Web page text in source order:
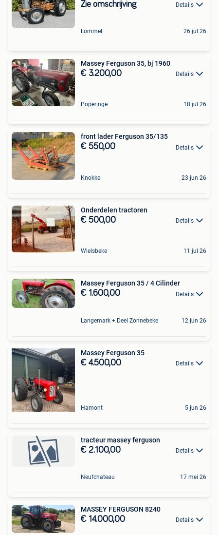
Zie omschrijving Details
Lommel 26 jul 26
Massey Ferguson 35, bj 1960
€ 3.200,00 Details
Poperinge 18 jul 26
front lader Ferguson 35/135
€ 550,00 Details
Knokke 23 jun 26
Onderdelen tractoren
€ 500,00 Details
Wielsbeke 11 jul 26
Massey Ferguson 35 / 4 Cilinder
€ 1.600,00 Details
Langemark + Deel Zonnebeke 12 jun 26
Massey Ferguson 35
€ 4.500,00 Details
Hamont 5 jun 26
tracteur massey ferguson
€ 2.100,00 Details
Neufchateau 17 mei 26
MASSEY FERGUSON 8240
€ 14.000,00 Details